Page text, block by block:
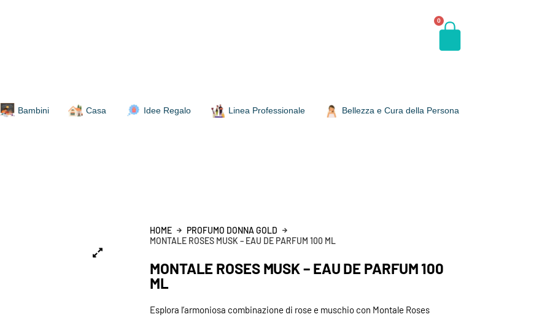
0
Bambini Casa Idee Regalo Linea Professionale Bellezza e Cura della Persona
HOME
PROFUMO DONNA GOLD
MONTALE ROSES MUSK – EAU DE PARFUM 100 ML
MONTALE ROSES MUSK – EAU DE PARFUM 100
ML
Esplora l’armoniosa combinazione di rose e muschio con Montale Roses